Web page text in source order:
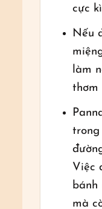
cực
Nếu
làm
thơm
trong
Việc
bánh
mà